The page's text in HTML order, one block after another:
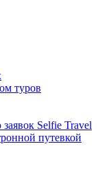
туров
Selfie Travel
путевкой